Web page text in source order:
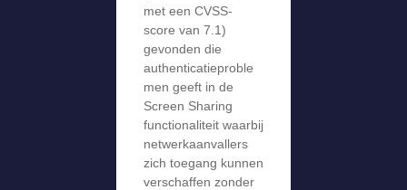
met een CVSS-
score van 7.1)
gevonden die
authenticatieproble
men geeft in de
Screen Sharing
functionaliteit waarbij
netwerkaanvallers
zich toegang kunnen
verschaffen zonder